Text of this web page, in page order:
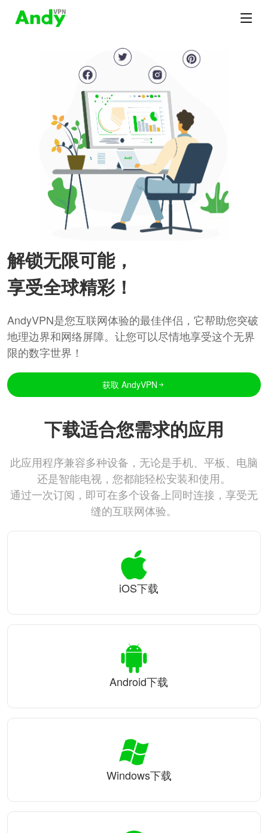
解锁无限可能，
享受全球精彩！
AndyVPN是您互联网体验的最佳伴侣，它帮助您突破
地理边界和网络屏障。让您可以尽情地享受这个无界
限的数字世界！
获取 AndyVPN
下载适合您需求的应用
此应用程序兼容多种设备，无论是手机、平板、电脑
还是智能电视，您都能轻松安装和使用。
通过一次订阅，即可在多个设备上同时连接，享受无
缝的互联网体验。
iOS下载
Android下载
Windows下载